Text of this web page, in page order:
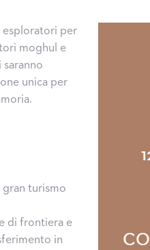
esploratori per
moghul e
unica per
turismo
di frontiera e
in